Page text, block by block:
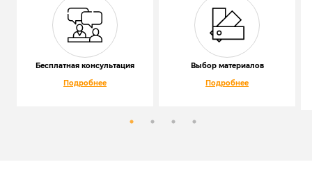
Бесплатная консультация
Подробнее
Выбор материалов
Подробнее